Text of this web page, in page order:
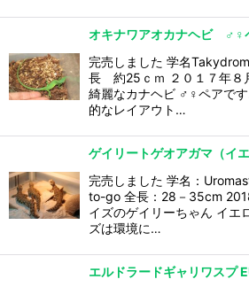
オキナワアオカナヘビ ♂♀
完売しました 学名
長 約25ｃｍ ２０１７年８
綺麗なカナヘビ ♂♀ペアで
的なレイアウト…
ゲイリートゲオアガマ（イ
完売しました 学名：
to-go 全長：28－35cm
イズのゲイリーちゃん イエ
ズは環境に…
エルドラードギャリワスプ